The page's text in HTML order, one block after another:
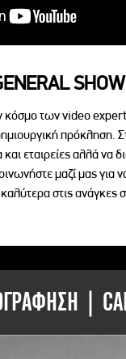
κόσμο των video
πρόκληση.
εταιρείες αλλά να
μαζί μας για
στις ανάγκες
|